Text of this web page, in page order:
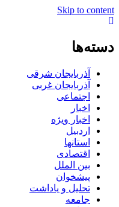
Skip to content
دسته‌ها
آذربایجان شرقی
آذربایجان غربی
اجتماعی
اخبار
اخبار ویژه
اردبیل
استانها
اقتصادی
بین الملل
پیشخوان
تحلیل و یاداشت
جامعه